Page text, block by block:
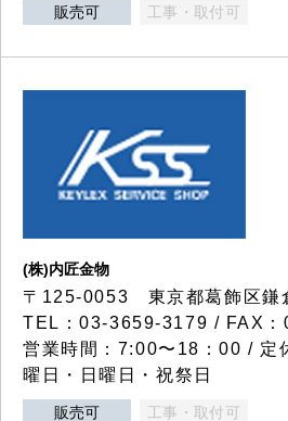
販売可 工事・取付可
(株)内匠金物
〒125-0053 東京都葛飾区鎌
TEL：03-3659-3179 / FAX
営業時間：7:00〜18：00 / 定
曜日・日曜日・祝祭日
販売可 工事・取付可